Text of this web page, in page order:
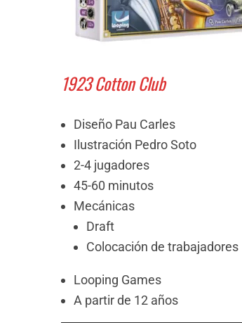
1923 Cotton Club
Diseño Pau Carles
Ilustración Pedro Soto
2-4 jugadores
45-60 minutos
Mecánicas
Draft
Colocación de trabajadores
Looping Games
A partir de 12 años